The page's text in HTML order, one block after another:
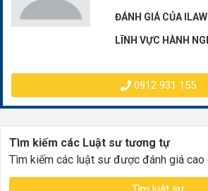
ĐÁNH GIÁ CỦA
LĨNH VỰC HÀNH
0912 931 155
Tìm kiếm các Luật sư tương tự
Tìm kiếm các luật sư được đánh giá cao